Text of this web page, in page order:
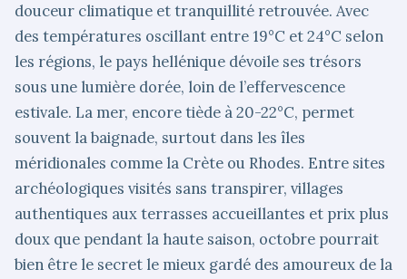
douceur climatique et tranquillité retrouvée. Avec
des températures oscillant entre 19°C et 24°C selon
les régions, le pays hellénique dévoile ses trésors
sous une lumière dorée, loin de l’effervescence
estivale. La mer, encore tiède à 20-22°C, permet
souvent la baignade, surtout dans les îles
méridionales comme la Crète ou Rhodes. Entre sites
archéologiques visités sans transpirer, villages
authentiques aux terrasses accueillantes et prix plus
doux que pendant la haute saison, octobre pourrait
bien être le secret le mieux gardé des amoureux de la